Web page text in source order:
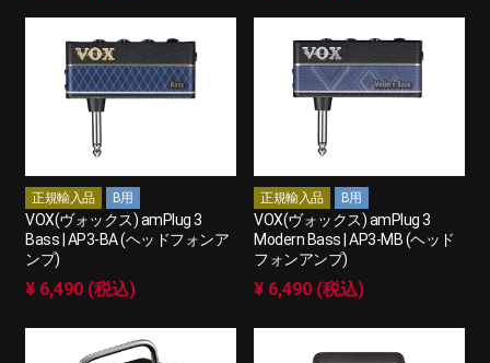
正規輸入品 B用
VOX(ヴォックス) amPlug 3
Bass | AP3-BA (ヘッドフォンア
ンプ)
¥ 6,490 (税込)
正規輸入品 B用
VOX(ヴォックス) amPlug 3
Modern Bass | AP3-MB (ヘッド
フォンアンプ)
¥ 6,490 (税込)